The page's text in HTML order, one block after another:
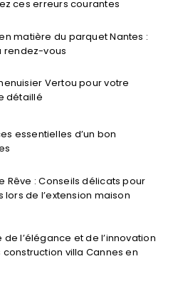
ces erreurs courantes
matière du parquet Nantes :
rendez-vous
Vertou pour votre
détaillé
essentielles d’un bon
Rêve : Conseils délicats pour
lors de l’extension maison
de l’élégance et de l’innovation
construction villa Cannes en